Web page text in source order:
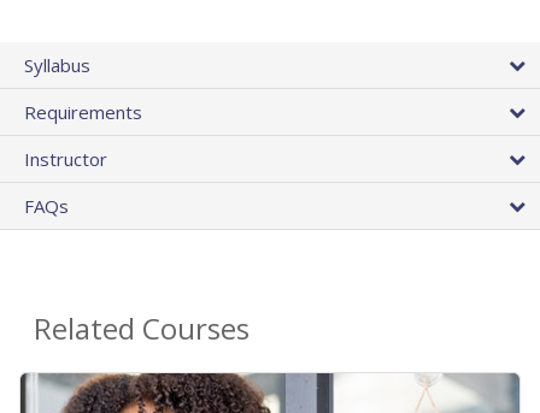
Syllabus
Requirements
Instructor
FAQs
Related Courses